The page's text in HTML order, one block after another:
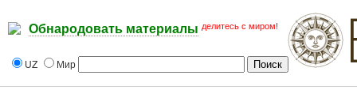
Обнародовать материалы делитесь с миром!
UZ Мир